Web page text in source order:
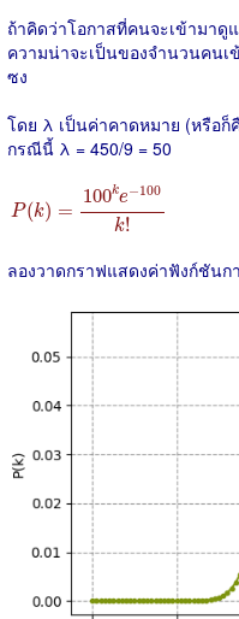
ถ้าคิดว่าโอกาสที่คนจะเข้ามา
ความน่าจะเป็นของจำนวนคนเ
ซง
โดย λ เป็นค่าคาดหมาย (หรือ
กรณีนี้ λ = 450/9 = 50
P(k) =
100ke−100
k!
100ke− 100k
ลองวาดกราฟแสดงค่าฟังก์ชัน